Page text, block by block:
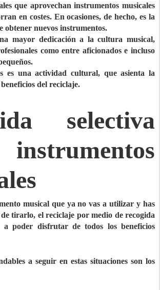
que aprovechan instrumentos musicales
en costes. En ocasiones, de hecho, es la
obtener nuevos instrumentos.
mayor dedicación a la cultura musical,
como entre aficionados e incluso
es una actividad cultural, que asienta la
del reciclaje.
selectiva
musical que ya no vas a utilizar y has
tirarlo, el reciclaje por medio de recogida
a poder disfrutar de todos los beneficios
a seguir en estas situaciones son los